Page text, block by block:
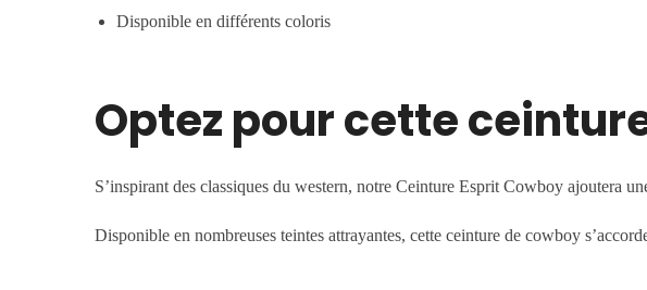
Disponible en différents coloris
Optez pour cette
S’inspirant des classiques du western, notre Ceinture Esprit Cowboy ajoutera
Disponible ennombreuses teintes attrayantes, cette ceinture de cowboy